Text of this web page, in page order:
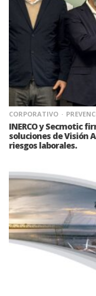
CORPORATIVO
INERCO y Secmotic
soluciones de Visión
riesgos laborales.